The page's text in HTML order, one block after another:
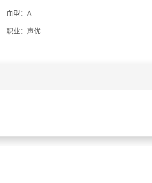
血型：A
职业： 声优